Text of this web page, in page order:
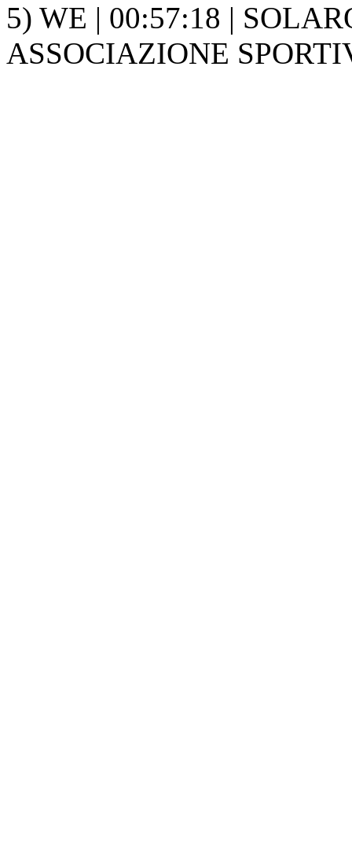
5) WE | 00:57:18 |
ASSOCIAZIONE